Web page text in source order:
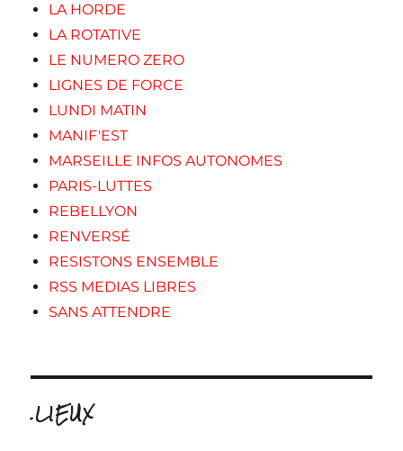
LA HORDE
LA ROTATIVE
LE NUMERO ZERO
LIGNES DE FORCE
LUNDI MATIN
MANIF'EST
MARSEILLE INFOS AUTONOMES
PARIS-LUTTES
REBELLYON
RENVERSÉ
RESISTONS ENSEMBLE
RSS MEDIAS LIBRES
SANS ATTENDRE
.LIEUX